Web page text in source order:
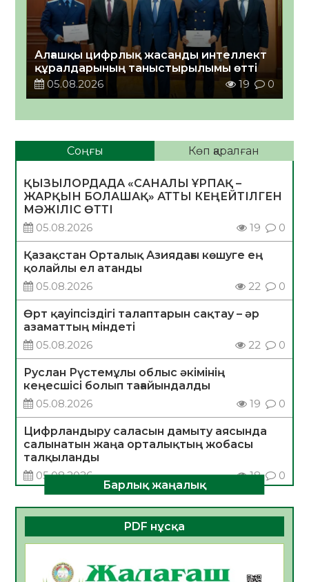
Алғашқы цифрлық жасанды интеллект
құралдарының таныстырылымы өтті
05.08.2026
19 0
Соңғы Көп қаралған
ҚЫЗЫЛОРДАДА «САНАЛЫ ҰРПАҚ –
ЖАРҚЫН БОЛАШАҚ» АТТЫ КЕҢЕЙТІЛГЕН
МӘЖІЛІС ӨТТІ
05.08.2026
19 0
Қазақстан Орталық Азиядағы көшуге ең
қолайлы ел атанды
05.08.2026
22 0
Өрт қауіпсіздігі талаптарын сақтау – әр
азаматтың міндеті
05.08.2026
22 0
Руслан Рүстемұлы облыс әкімінің
кеңесшісі болып тағайындалды
05.08.2026
19 0
Цифрландыру саласын дамыту аясында
салынатын жаңа орталықтың жобасы
талқыланды
05.08.2026
18 0
құралдарының таныстырылымы өтті
05.08.2026
19 0
Қазақстандықтардың 72,3%-ы жаңа
Құрылтай үшін дауыс беруге дайын
Барлық жаңалық
PDF нұсқа